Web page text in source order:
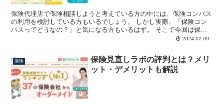
保険代理店で保険相談しようと考えている方の中には、保険コンパス
の利用を検討している方もいるでしょう。 しかし実際、「保険コン
パスってどうなの？」と気になる方もいるはず。 そこで今回は保険
コンパスの口コミやメリット・デメリットについてご紹介し...2024.02.09
保険
保険見直しラボの評判とは？メリ
ット・デメリットも解説